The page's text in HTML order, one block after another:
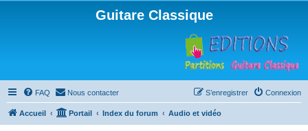
Guitare Classique
FAQ Nous contacter Connexion
S’enregistrer
Accueil Portail Index du forum Audio et vidéo